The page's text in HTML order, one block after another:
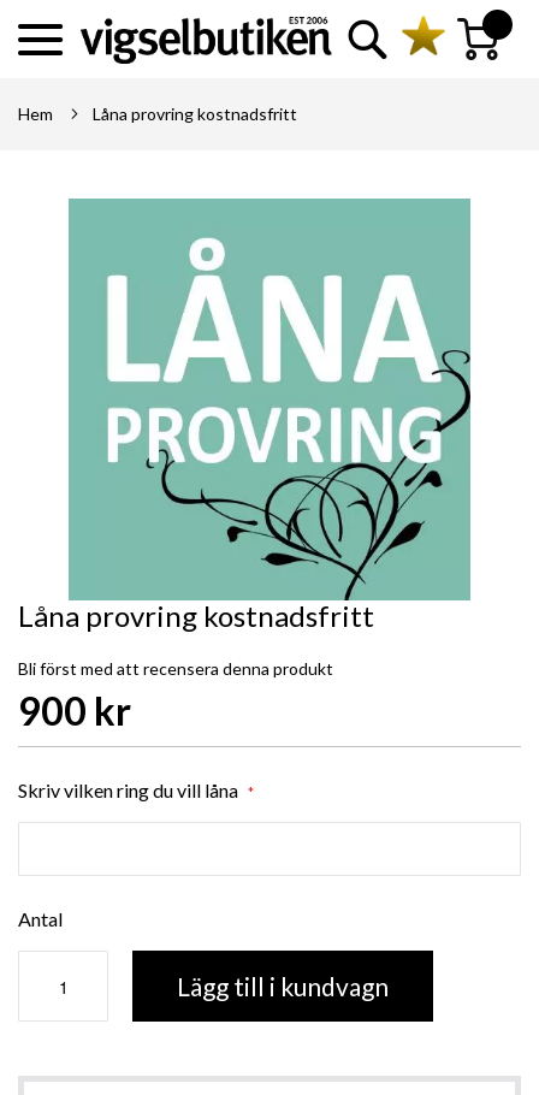
Sök
Min
Hem Låna provring kostnadsfritt
Låna provring kostnadsfritt
Bli först med att recensera denna produkt
900 kr
Skriv vilken ring du vill låna
Antal
Lägg till i kundvagn